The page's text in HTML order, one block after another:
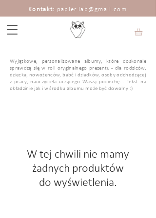
Kontakt: papier.lab@gmail.com
Wyjątkowe, personalizowane albumy, które doskonale
sprawdzą się w roli oryginalnego prezentu - dla rodziców,
dziecka, nowożeńców, babć i dziadków, osoby odchodzącej
z pracy, nauczyciela uczącego Waszą pociechę... Tekst na
okładzinie jak i w środku albumu może być dowolny :)
W tej chwili nie mamy
żadnych produktów
do wyświetlenia.